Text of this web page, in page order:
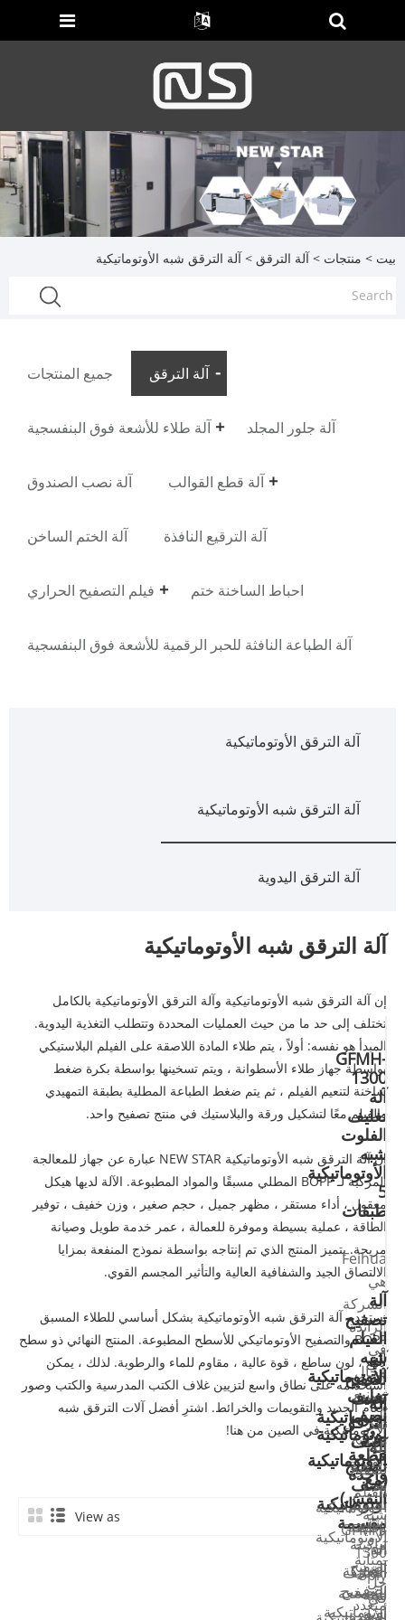
بيت > منتجات >آلة الترقق > آلة الترقق شبه الأوتوماتيكية
جميع المنتجات آلة الترقق
آلة طلاء للأشعة فوق البنفسجية آلة جلور المجلد
آلة نصب الصندوق آلة قطع القوالب
آلة الختم الساخن آلة الترقيع النافذة
فيلم التصفيح الحراري احباط الساخنة ختم
آلة الطباعة النافثة للحبر الرقمية للأشعة فوق البنفسجية
آلة الترقق الأوتوماتيكية
آلة الترقق شبه الأوتوماتيكية
آلة الترقق اليدوية
آلة الترقق شبه الأوتوماتيكية
إن آلة الترقق شبه الأوتوماتيكية وآلة الترقق الأوتوماتيكية بالكامل
تختلف إلى حد ما من حيث العمليات المحددة وتتطلب التغذية اليدوية.
المبدأ هو نفسه: أولاً ، يتم طلاء المادة اللاصقة على الفيلم البلاستيكي
بواسطة جهاز طلاء الأسطوانة ، ويتم تسخينها بواسطة بكرة ضغط
ساخنة لتنعيم الفيلم ، ثم يتم ضغط الطباعة المطلية بطبقة التمهيدي
والفيلم معًا لتشكيل ورقة والبلاستيك في منتج تصفيح واحد.
إن آلة الترقق شبه الأوتوماتيكية NEW STAR عبارة عن جهاز للمعالجة
المركبة لـ BOPP المطلي مسبقًا والمواد المطبوعة. الآلة لديها هيكل
معقول ، أداء مستقر ، مظهر جميل ، حجم صغير ، وزن خفيف ، توفير
الطاقة ، عملية بسيطة وموفرة للعمالة ، عمر خدمة طويل وصيانة
مريحة. يتميز المنتج الذي تم إنتاجه بواسطة نموذج المنفعة بمزايا
الالتصاق الجيد والشفافية العالية والتأثير المجسم القوي.
تستخدم آلة الترقق شبه الأوتوماتيكية بشكل أساسي للطلاء المسبق
BOPP والتصفيح الأوتوماتيكي للأسطح المطبوعة. المنتج النهائي ذو سطح
لامع ، لون ساطع ، قوة عالية ، مقاوم للماء والرطوبة. لذلك ، يمكن
استخدامه على نطاق واسع لتزيين غلاف الكتب المدرسية والكتب وصور
العام الجديد والتقويمات والخرائط. اشترِ أفضل آلات الترقق شبه
الأوتوماتيكية في الصين من هنا!
View as
آلة
تصفيح
نصف
أوتوماتيكية
مقسمة
الشركة
المصنعة
الرائدة
آلة
تصفيح
نصف
أوتوماتيكية
من
قطعة
واحدة
اشترِ
ماكينة
تصفيح
نصف
أوتوماتيكية
GFMH-
1300
آلة
تغليف
الفلوت
شبه
الأوتوماتيكية
5
طبقات
Feihua
هي
الشركة
الرائدة
في
مجال
تصنيع
آلة
تصفيح
الفلوت
شبه
الأوتوماتيكية
GFMH-
1300
5ply
في
آلة
تغليف
نصف
أوتوماتيكية
تم
تصميم
وظيفة
آلة
التغليف
شبه
آلة
الترقق
نصف
الأوتوماتيكية
(مع
النقش)
إن
آلة
التصفيح
شبه
آلة
تصفيح
الفيلم
شبه
الأوتوماتيكية
تعد
آلة
تصفيح
الفيلم
شبه
الأوتوماتيكية
بمثابة
حل
متعدد